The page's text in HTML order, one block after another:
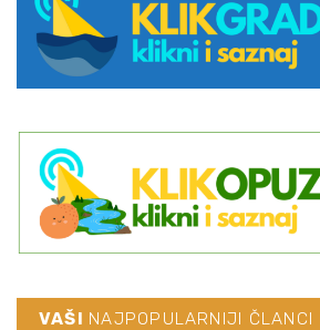
VAŠI NAJPOPULARNIJI ČLANCI